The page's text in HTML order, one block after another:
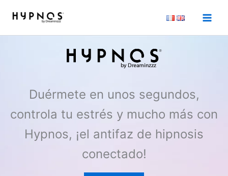
contenido
Duérmete en unos segundos,
controla tu estrés y mucho más con
Hypnos, ¡el antifaz de hipnosis
conectado!